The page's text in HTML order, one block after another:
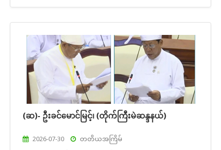
(ဆ)- ဦးခင်မောင်မြင့်၊ (တိုက်ကြီးမဲဆန္ဒနယ်)
2026-07-30 တတိယအကြိမ်